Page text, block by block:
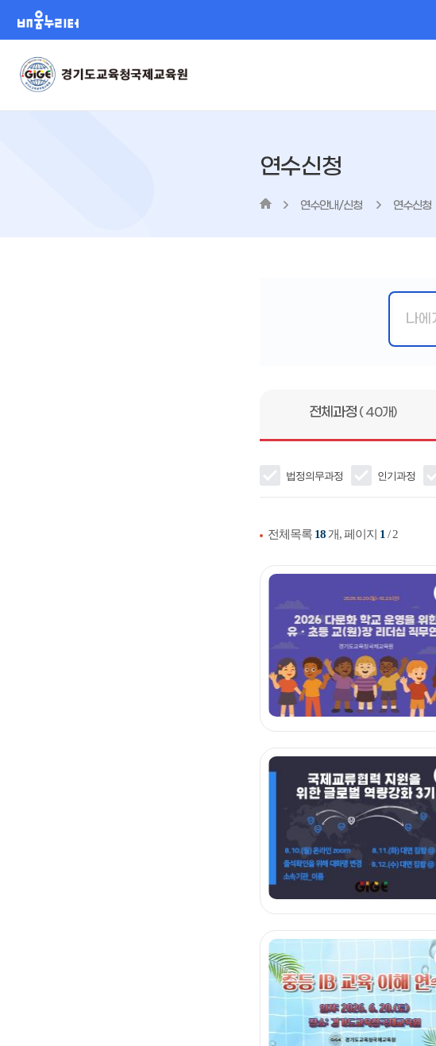
연수신청
연수안내/신청 연수신청
심
전체과정 ( 40개)
법정의무과정 인기과정
전체목록 18 개, 페이지 1/ 2